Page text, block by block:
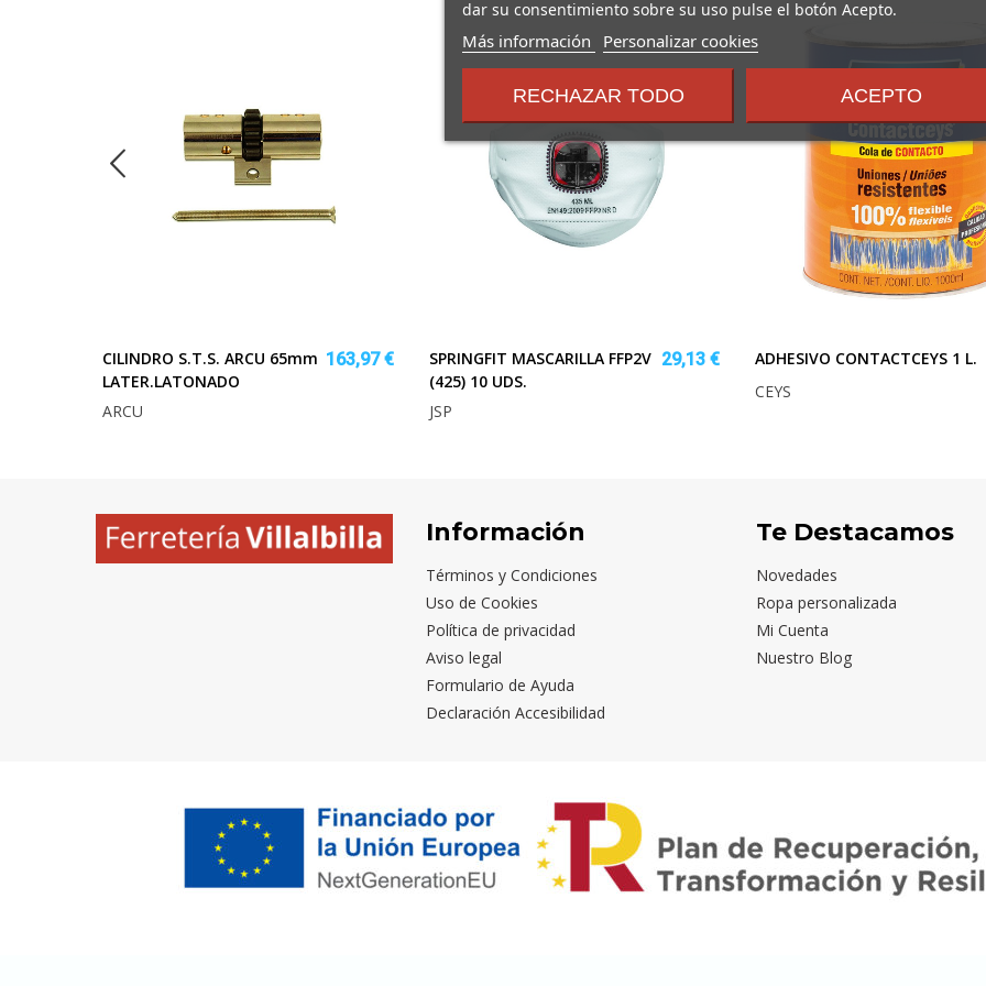
CILINDRO S.T.S. ARCU 65mm
LATER.LATONADO
163,97 €
ARCU
SPRINGFIT MASCARILLA FFP2V
(425) 10 UDS.
29,13 €
JSP
ADHESIVO CONTACTCEYS 1 L.
CEYS
Información
Términos y Condiciones
Uso de Cookies
Política de privacidad
Aviso legal
Formulario de Ayuda
Declaración Accesibilidad
Te Destacamos
Novedades
Ropa personalizada
Mi Cuenta
Nuestro Blog
dar su consentimiento sobre su uso pulse el botón Acepto.
Más información
sobre
y
condiciones
Personalizar cookies
RECHAZAR TODO ACEPTO